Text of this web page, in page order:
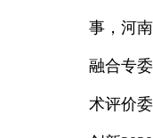
事，河
融合专
术评价